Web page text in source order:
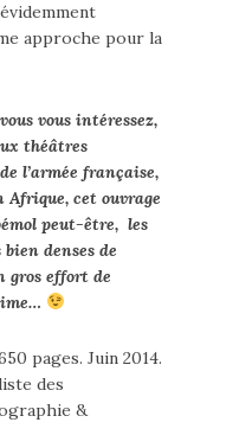
approche pour la
vous intéressez,
théâtres
l’armée française,
Afrique, cet ouvrage
peut-être, les
denses de
gros effort de
pages. Juin 2014.
des
&